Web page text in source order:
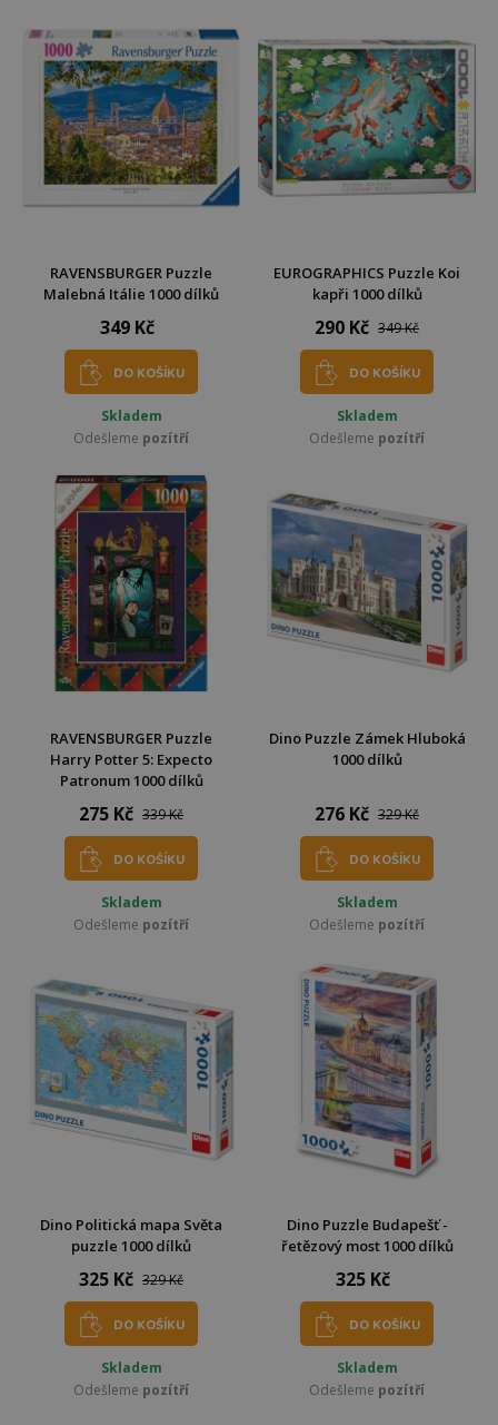
RAVENSBURGER Puzzle
Malebná Itálie 1000 dílků
349 Kč
DO KOŠÍKU
Skladem
Odešleme pozítří
EUROGRAPHICS Puzzle Koi
kapři 1000 dílků
290 Kč 349 Kč
DO KOŠÍKU
Skladem
Odešleme pozítří
RAVENSBURGER Puzzle
Harry Potter 5: Expecto
Patronum 1000 dílků
275 Kč 339 Kč
DO KOŠÍKU
Skladem
Odešleme pozítří
Dino Puzzle Zámek Hluboká
1000 dílků
276 Kč 329 Kč
DO KOŠÍKU
Skladem
Odešleme pozítří
Dino Politická mapa Světa
puzzle 1000 dílků
325 Kč 329 Kč
DO KOŠÍKU
Skladem
Odešleme pozítří
Dino Puzzle Budapešť -
řetězový most 1000 dílků
325 Kč
DO KOŠÍKU
Skladem
Odešleme pozítří